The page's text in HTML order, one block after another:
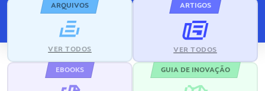
ARQUIVOS
VER TODOS
ARTIGOS
VER TODOS
EBOOKS GUIA DE INOVAÇÃO